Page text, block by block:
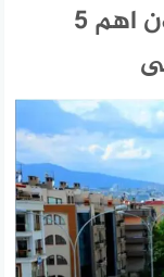
السياحة في مدينة سامسون اهم 5